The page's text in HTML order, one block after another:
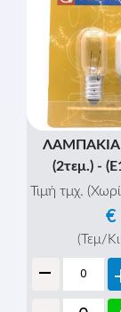
(2τεμ.) -
Τιμή τμχ.
€
(Τεμ/
-